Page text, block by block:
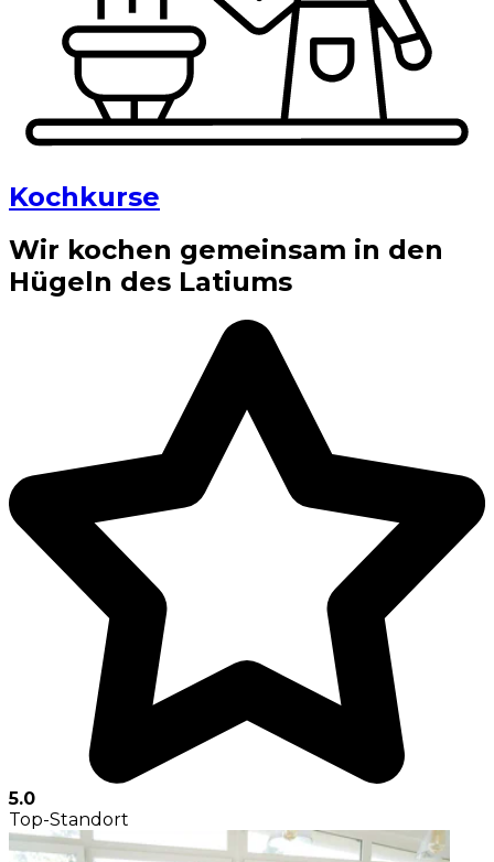
Kochkurse
Wir kochen gemeinsam in den
Hügeln des Latiums
5.0
Top-Standort